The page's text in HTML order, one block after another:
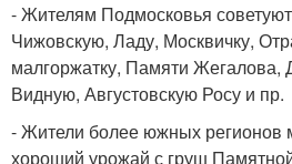
- Жителям Подмосковья
Чижовскую, Ладу, Москвичку,
малгоржатку, Памяти Жегалова,
Видную, Августовскую Росу и пр.
- Жители более южных регионов
хороший урожай с груш